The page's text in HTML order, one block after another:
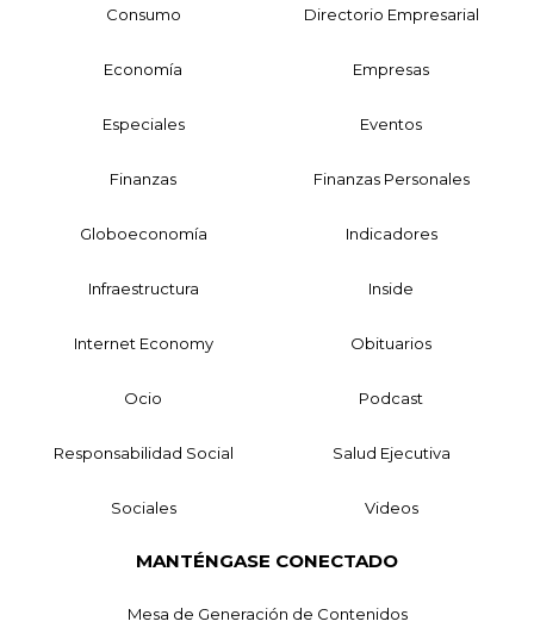
Consumo Directorio Empresarial
Economía Empresas
Especiales Eventos
Finanzas Finanzas Personales
Globoeconomía Indicadores
Infraestructura Inside
Internet Economy Obituarios
Ocio Podcast
Responsabilidad Social Salud Ejecutiva
Sociales Videos
MANTÉNGASE CONECTADO
Mesa de Generación de Contenidos